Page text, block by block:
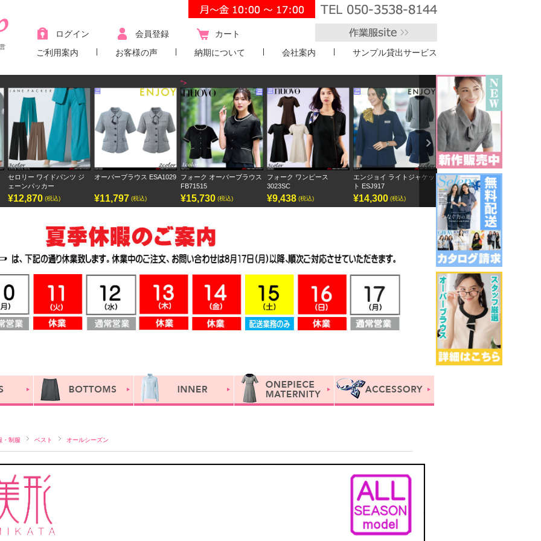
ログイン 会員登録
カート
ご利用案内
お客様の声 納期について 会社案内 サンプル貸出サービス
イドパンツ ジ
ー
(税込)
オーバーブラウス ESA1029
¥11,797 (税込)
フォーク オーバーブラウス
¥15,730 (税込)
フォーク ワンピース
¥9,438 (税込)
エンジョイ ライトジャケッ
¥14,300 (税込)
ボンオフィス キュロット
¥9,295 (税込)
半袖オーバーブラ
GOBL-2602
¥12,155
Next
・制服 ベスト オールシーズン